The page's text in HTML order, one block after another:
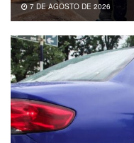
7 DE AGOSTO DE 2026